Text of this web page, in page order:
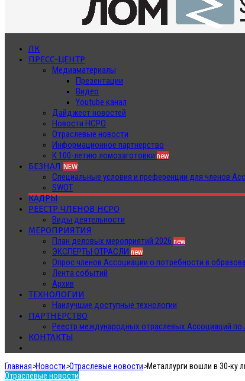
ЛК
ПРЕСС-ЦЕНТР
Медиаматериалы
Презентации
Видео
Youtube канал
Дайджест новостей
Новости НСРО
Отраслевые новости
Информационное партнерство
К 100-летию ломозаготовки new
БЕЗНАЛ NEW
Специальные условия и преференции для членов
SWOT
КАДРЫ
РЕЕСТР ЧЛЕНОВ НСРО
Виды деятельности
МЕРОПРИЯТИЯ
План деловых мероприятий 2026 new
ЭКСПЕРТЫ ОТРАСЛИ new
Опрос членов Ассоциации о потребности в
Лента событий
Архив
ТЕХНОЛОГИИ
Наилучшие доступные технологии
ПАРТНЕРСТВО
Реестр международных отраслевых Ассоциаций
КОНТАКТЫ
Главная>Новости>Отраслевые новости>Металлурги вошли в 30-ку
Отраслевые новости